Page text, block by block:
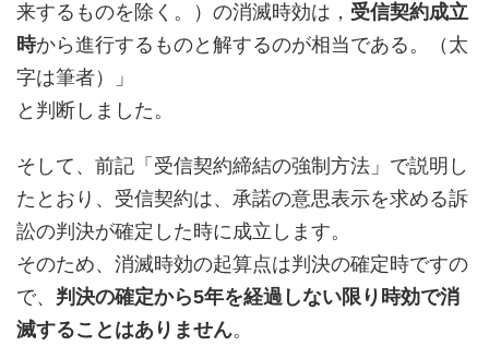
来するものを除く。）の消滅時効は， 受信契約成立
時から進行するものと解するのが相当である。（太
字は筆者）」
と判断しました。
そして、前記「受信契約締結の強制方法」で説明し
たとおり、受信契約は、承諾の意思表示を求める訴
訟の判決が確定した時に成立します。
そのため、消滅時効の起算点は判決の確定時ですの
で、 判決の確定から5年を経過しない限り時効で消
滅することはありません。